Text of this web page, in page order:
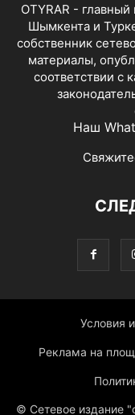
OTYRAR -
Шымкента и
собственник
материалы,
соответствии с
Наш
Условия
Реклама на
© Сетевое издание